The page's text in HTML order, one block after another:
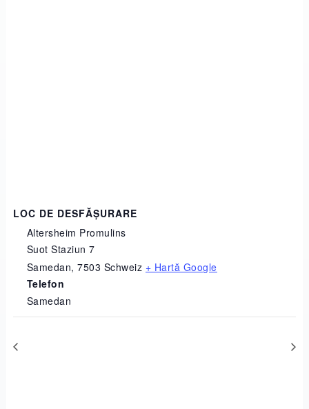
LOC DE DESFĂȘURARE
Altersheim Promulins
Suot Staziun 7
Samedan, 7503 Schweiz + Hartă Google
Telefon
Samedan